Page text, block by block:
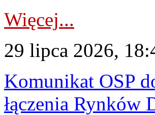
Więcej...
29 lipca 2026,
Komunikat OSP
łączenia Rynków